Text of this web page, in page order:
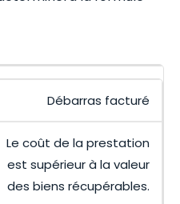
Débarras facturé
Le coût de la prestation
est supérieur à la valeur
des biens récupérables.